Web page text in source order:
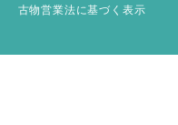
古物営業法に基づく表示